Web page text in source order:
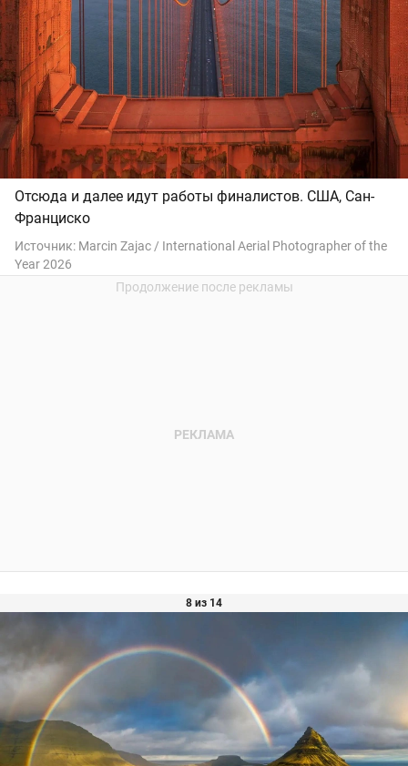
Отсюда и далее идут работы финалистов. США, Сан-
Франциско
Источник: Marcin Zajac / International Aerial Photographer of the
Year 2026
8 из 14